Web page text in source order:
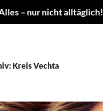
– nur nicht alltäglich!
Kreis Vechta